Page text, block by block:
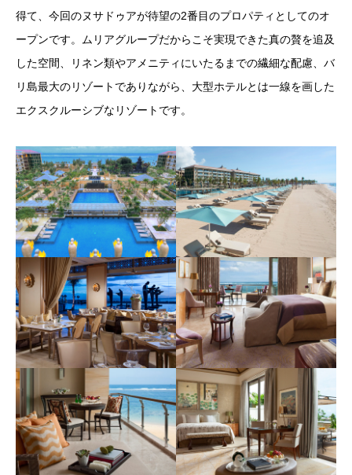
得て、今回のヌサドゥアが待望の2番目のプロパティとしてのオ
ープンです。ムリアグループだからこそ実現できた真の贅を追及
した空間、リネン類やアメニティにいたるまでの繊細な配慮、バ
リ島最大のリゾートでありながら、大型ホテルとは一線を画した
エクスクルーシブなリゾートです。